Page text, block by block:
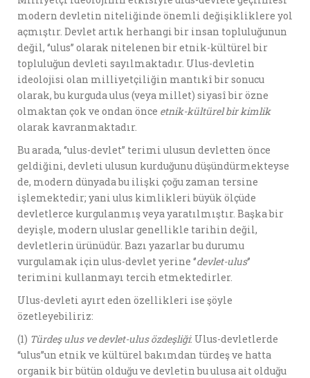
modern devletin niteliğinde önemli değişikliklere yol
açmıştır. Devlet artık herhangi bir insan topluluğunun
değil, ‘’ulus’’ olarak nitelenen bir etnik-kültürel bir
topluluğun devleti sayılmaktadır. Ulus-devletin
ideolojisi olan milliyetçiliğin mantıkî bir sonucu
olarak, bu kurguda ulus (veya millet) siyasî bir özne
olmaktan çok ve ondan önce etnik-kültürel bir kimlik
olarak kavranmaktadır.
Bu arada, ‘’ulus-devlet’’ terimi ulusun devletten önce
geldiğini, devleti ulusun kurduğunu düşündürmekteyse
de, modern dünyada bu ilişki çoğu zaman tersine
işlemektedir; yani ulus kimlikleri büyük ölçüde
devletlerce kurgulanmış veya yaratılmıştır. Başka bir
deyişle, modern uluslar genellikle tarihin değil,
devletlerin ürünüdür. Bazı yazarlar bu durumu
vurgulamak için ulus-devlet yerine ‘’devlet-ulus‘’
terimini kullanmayı tercih etmektedirler.
Ulus-devleti ayırt eden özellikleri ise şöyle
özetleyebiliriz:
(1) Türdeşulus ve devlet-ulus özdeşliği: Ulus-devletlerde
“ulus”un etnik ve kültürel bakımdan türdeş ve hatta
organik bir bütün olduğu ve devletin bu ulusa ait olduğu